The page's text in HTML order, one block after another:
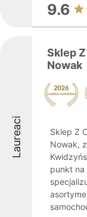
9.6
Laureaci
Sklep
Nowak
Sklep Z
Nowak,
punkt na